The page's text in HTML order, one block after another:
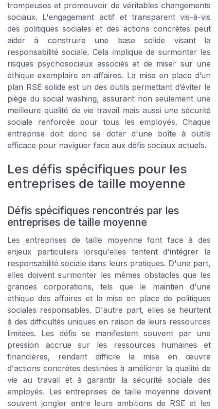
trompeuses et promouvoir de véritables changements
sociaux. L'engagement actif et transparent vis-à-vis
des politiques sociales et des actions concrètes peut
aider à construire une base solide visant la
responsabilité sociale. Cela implique de surmonter les
risques psychosociaux associés et de miser sur une
éthique exemplaire en affaires. La mise en place d’un
plan RSE solide est un des outils permettant d’éviter le
piège du social washing, assurant non seulement une
meilleure qualité de vie travail mais aussi une sécurité
sociale renforcée pour tous les employés. Chaque
entreprise doit donc se doter d'une boîte à outils
efficace pour naviguer face aux défis sociaux actuels.
Les défis spécifiques pour les
entreprises de taille moyenne
Défis spécifiques rencontrés par les
entreprises de taille moyenne
Les entreprises de taille moyenne font face à des
enjeux particuliers lorsqu'elles tentent d'intégrer la
responsabilité sociale dans leurs pratiques. D'une part,
elles doivent surmonter les mêmes obstacles que les
grandes corporations, tels que le maintien d'une
éthique des affaires et la mise en place de politiques
sociales responsables. D'autre part, elles se heurtent
à des difficultés uniques en raison de leurs ressources
limitées. Les défis se manifestent souvent par une
pression accrue sur les ressources humaines et
financières, rendant difficile la mise en œuvre
d'actions concrètes destinées à améliorer la qualité de
vie au travail et à garantir la sécurité sociale des
employés. Les entreprises de taille moyenne doivent
souvent jongler entre leurs ambitions de RSE et les